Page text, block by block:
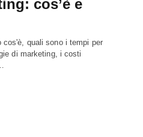
cos’è e
cos'è, quali sono i tempi per
di marketing, i costi